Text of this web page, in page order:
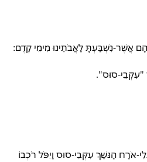
אֲשֶׁר-נִשְׁבַּעְתָּ לַאֲבֹתֵינוּ מִימֵי קֶדֶם:
"עִקְּבֵי-סוּס".
אֹרַח הַנּשֵׁךְ עִקְּבֵי-סוּס וַיִּפֹּל רֹכְבוֹ